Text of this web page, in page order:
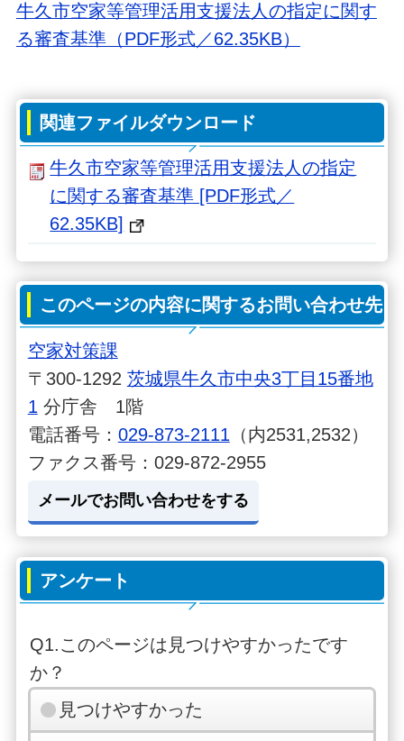
牛久市空家等管理活用支援法人の指定に関す
る審査基準（PDF形式／62.35KB）
関連ファイルダウンロード
牛久市空家等管理活用支援法人の指定
に関する審査基準 [PDF形式／
62.35KB]
このページの内容に関するお問い合わせ先
空家対策課
〒300-1292 茨城県牛久市中央3丁目15番地
1 分庁舎 1階
電話番号： 029-873-2111 （内2531,2532）
ファクス番号：029-872-2955
メールでお問い合わせをする
アンケート
Q1.このページは見つけやすかったです
か？
見つけやすかった